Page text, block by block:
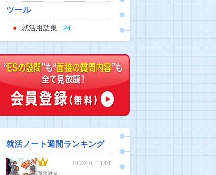
ツール
就活用語集 24
就活ノート週間ランキング
SCORE:1144
面接対策